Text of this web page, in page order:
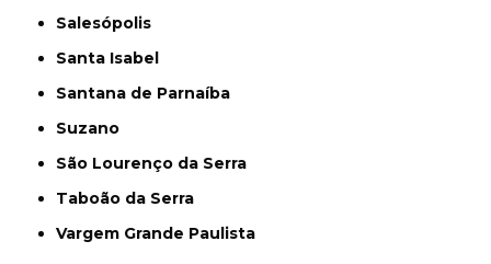
Salesópolis
Santa Isabel
Santana de Parnaíba
Suzano
São Lourenço da Serra
Taboão da Serra
Vargem Grande Paulista